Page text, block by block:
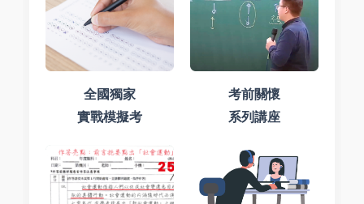
全國獨家
實戰模擬考
考前關懷
系列講座